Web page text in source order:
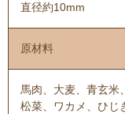
直径約10mm
原材料
馬肉、大麦、青玄米
松菜、ワカメ、ひじ